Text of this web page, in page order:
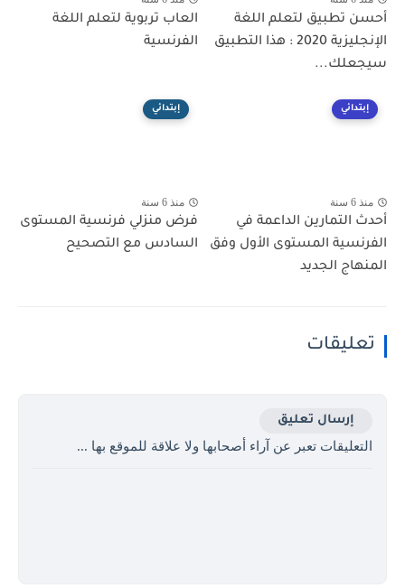
أحسن تطبيق لتعلم اللغة
الإنجليزية 2020 : هذا التطبيق
سيجعلك...
العاب تربوية لتعلم اللغة
الفرنسية
إبتدائي
منذ 6 سنة
أحدث التمارين الداعمة في
الفرنسية المستوى الأول وفق
المنهاج الجديد
إبتدائي
منذ 6 سنة
فرض منزلي فرنسية المستوى
السادس مع التصحيح
تعليقات
إرسال تعليق
التعليقات تعبر عن آراء أصحابها ولا علاقة للموقع بها ...